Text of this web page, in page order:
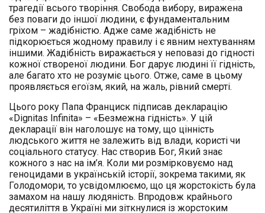
трагедії всього творіння. Свобода вибору, виражена
без поваги до іншої людини, є фундаментальним
гріхом – жадібністю. Адже саме жадібність не
підкорюється жодному правилу і є явним нехтуванням
іншими. Жадібність виражається у неповазі до гідності
кожної створеної людини. Бог дарує людині її гідність,
але багато хто не розуміє цього. Отже, саме в цьому
проявляється егоїзм, який, на жаль, рівний смерті.
Цього року Папа Франциск підписав декларацію
«Dignitas Infinita» – «Безмежна гідність». У цій
декларації він наголошує на тому, що цінність
людського життя не залежить від влади, користі чи
соціального статусу. Нас створив Бог, Який знає
кожного з нас на ім’я. Коли ми розмірковуємо над
геноцидами в українській історії, зокрема такими, як
Голодомори, то усвідомлюємо, що ця жорстокість була
замахом на нашу людяність. Впродовж крайнього
десятиліття в Україні ми зіткнулися із жорстоким